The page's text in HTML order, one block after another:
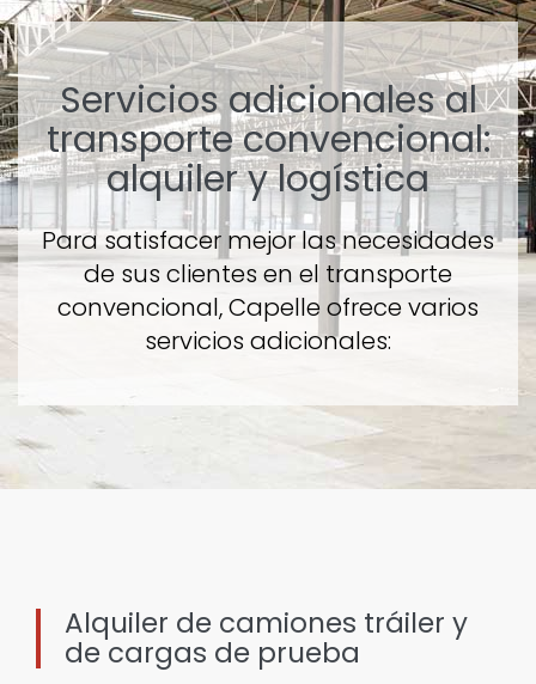
Servicios adicionales al
transporte convencional:
alquiler y logística
Para satisfacer mejor las necesidades
de sus clientes en el transporte
convencional, Capelle ofrece varios
servicios adicionales:
Alquiler de camiones tráiler y
de cargas de prueba